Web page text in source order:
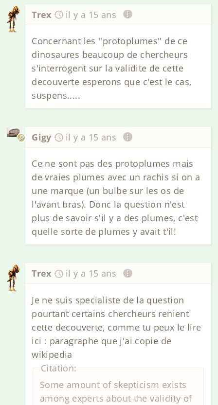
Trex il y a 15 ans
Concernant les ''protoplumes'' de ce
dinosaures beaucoup de chercheurs
s'interrogent sur la validite de cette
decouverte esperons que c'est le cas,
suspens.....
Gigy il y a 15 ans
Ce ne sont pas des protoplumes mais
de vraies plumes avec un rachis si on a
une marque (un bulbe sur les os de
l'avant bras). Donc la question n'est
plus de savoir s'il y a des plumes, c'est
quelle sorte de plumes y avait t'il!
Trex il y a 15 ans
Je ne suis specialiste de la question
pourtant certains chercheurs renient
cette decouverte, comme tu peux le lire
ici : paragraphe que j'ai copie de
wikipedia
Citation:
Some amount of skepticism exists
among experts about the validity of